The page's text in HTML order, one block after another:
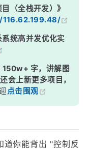
（全栈开发）》
系统高并发优化实
150w+ 字，讲解图
会上新更多项目，
点击围观
道你能背出 "控制反